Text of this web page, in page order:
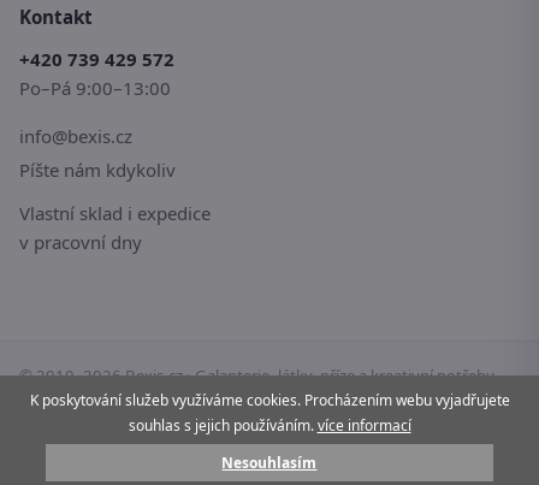
Kontakt
+420 739 429 572
Po–Pá 9:00–13:00
info@bexis.cz
Píšte nám kdykoliv
Vlastní sklad i expedice
v pracovní dny
© 2010–2026 Bexis.cz · Galanterie, látky, příze a kreativní potřeby
pro vaše tvoření.
Stránky používají cookies.Více informací
Mastercard
K poskytování služeb využíváme cookies. Procházením webu vyjadřujete
souhlas s jejich používáním.více informací
Nesouhlasím